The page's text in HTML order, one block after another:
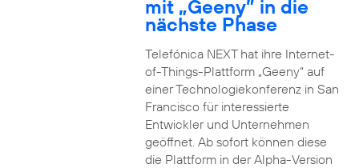
mit „Geeny” in die
nächste Phase
Telefónica NEXT hat ihre Internet-
of-Things-Plattform „Geeny“ auf
einer Technologiekonferenz in San
Francisco für interessierte
Entwickler und Unternehmen
geöffnet. Ab sofort können diese
die Plattform in der Alpha-Version